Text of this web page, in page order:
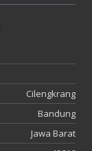
Cilengkrang
Bandung
Jawa Barat